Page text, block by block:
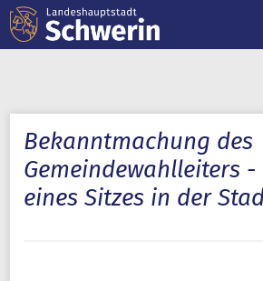
Bekanntmachung des
Gemeindewahlleiters
eines Sitzes in der